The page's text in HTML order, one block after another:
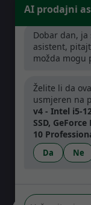
AI prodajni
Dobar dan,
asistent,
možda mogu
Želite li da
usmjeren na
v4 - Intel i5-
SSD,
10
Da Ne